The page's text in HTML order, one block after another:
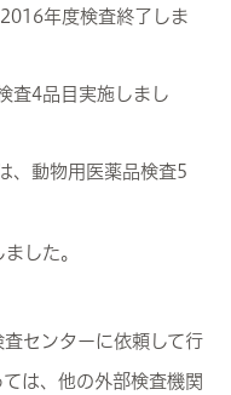
年度検査終了しま
査4品目実施しまし
、動物用医薬品検査5
した。
センターに依頼して行
は、他の外部検査機関